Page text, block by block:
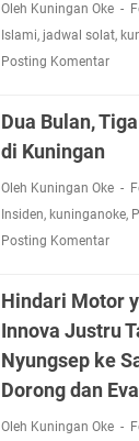
Oleh Kuningan Oke
Islami, jadwal solat,
Posting Komentar
Dua Bulan,
di Kuningan
Oleh Kuningan Oke
Insiden, kuninganoke,
Posting Komentar
Hindari Motor
Innova Justru
Nyungsep ke
Dorong dan
Oleh Kuningan Oke